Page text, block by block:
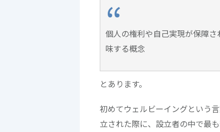
個人の権利や自己実現が保障
味する概念
とあります。
初めてウェルビーイングという
立された際に、設立者の中で最